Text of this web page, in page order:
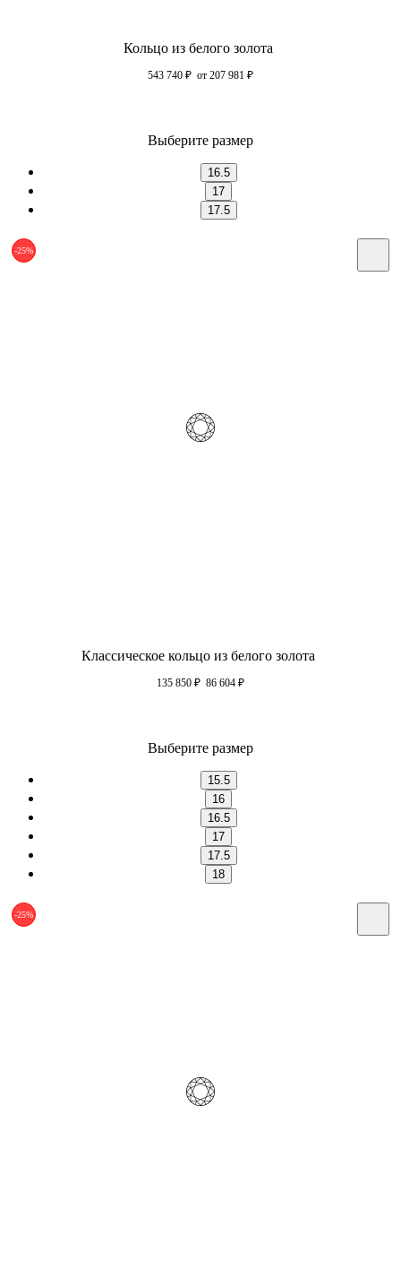
Кольцо из белого золота
543 740 ₽ от 207 981 ₽
Выберите размер
16.5
17
17.5
-25%
Классическое кольцо из белого золота
135 850 ₽ 86 604 ₽
Выберите размер
15.5
16
16.5
17
17.5
18
-25%